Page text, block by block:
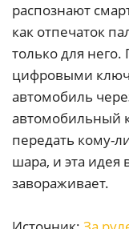
распознают
как отпечаток
только для
цифровыми
автомобиль
автомобильный
передать кому-
шара, и эта идея
завораживает.